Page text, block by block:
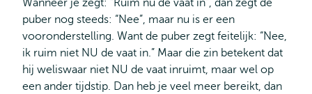
Wanneer je zegt: “Ruim nu de vaat in”, dan zegt de
puber nog steeds: “Nee”, maar nu is er een
vooronderstelling. Want de puber zegt feitelijk: “Nee,
ik ruim niet NU de vaat in.” Maar die zin betekent dat
hij weliswaar niet NU de vaat inruimt, maar wel op
een ander tijdstip. Dan heb je veel meer bereikt, dan